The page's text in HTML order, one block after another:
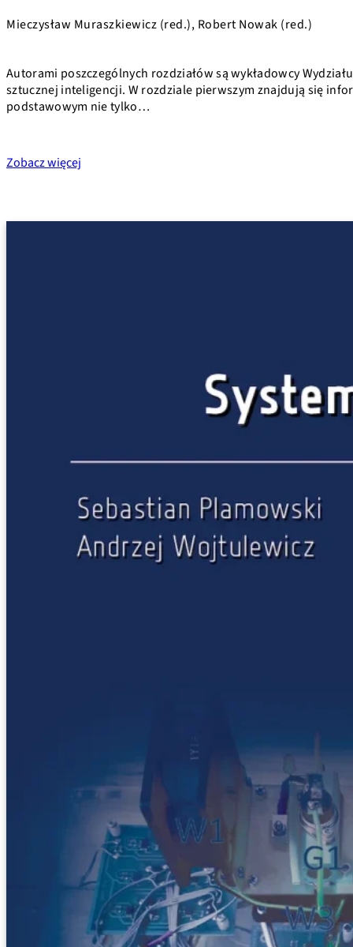
Mieczysław Muraszkiewicz (red.), Robert Nowak (red.)
Autorami poszczególnych rozdziałów są wykładowcy
sztucznej inteligencji. W rozdziale pierwszym znajdują się
podstawowym nie tylko…
Zobacz więcej